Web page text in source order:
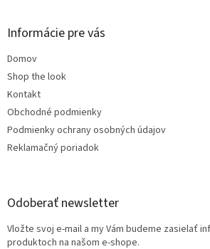
Informácie pre vás
Domov
Shop the look
Kontakt
Obchodné podmienky
Podmienky ochrany osobných údajov
Reklamačný poriadok
Odoberať newsletter
Vložte svoj e-mail a my Vám budeme zasielať
produktoch na našom e-shope.